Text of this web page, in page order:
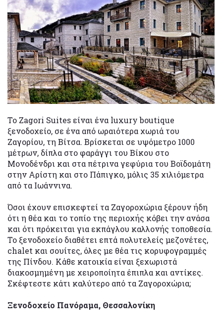
Το Zagori Suites είναι ένα luxury boutique
ξενοδοχείο, σε ένα από ωραιότερα χωριά του
Ζαγορίου, τη Βίτσα. Βρίσκεται σε υψόμετρο 1000
μέτρων, δίπλα στο φαράγγι του Βίκου στο
Μονοδένδρι και στα πέτρινα γεφύρια του Βοϊδομάτη
στην Αρίστη και στο Πάπιγκο, μόλις 35 χιλιόμετρα
από τα Ιωάννινα.
Όσοι έχουν επισκεφτεί τα Ζαγοροχώρια ξέρουν ήδη
ότι η θέα και το τοπίο της περιοχής κόβει την ανάσα
και ότι πρόκειται για εκπάγλου καλλονής τοποθεσία.
Το ξενοδοχείο διαθέτει επτά πολυτελείς μεζονέτες,
chalet και σουίτες, όλες με θέα τις κορυφογραμμές
της Πίνδου. Κάθε κατοικία είναι ξεχωριστά
διακοσμημένη με χειροποίητα έπιπλα και αντίκες.
Σκέφτεστε κάτι καλύτερο από τα Ζαγοροχώρια;
Ξενοδοχείο Πανόραμα, Θεσσαλονίκη